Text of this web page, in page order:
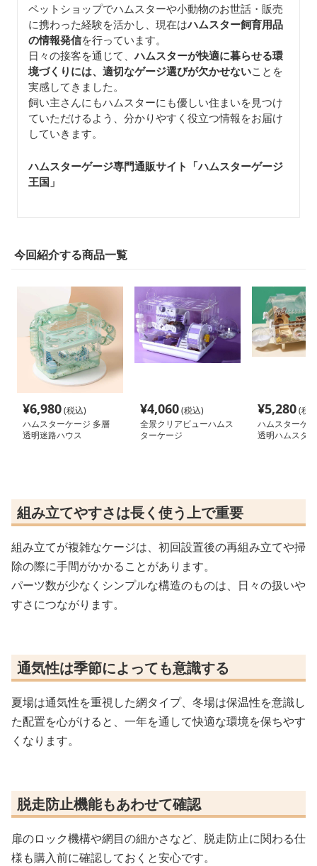
ペットショップでハムスターや小動物のお世話・販売
に携わった経験を活かし、現在はハムスター飼育用品
の情報発信を行っています。
日々の接客を通じて、ハムスターが快適に暮らせる環
境づくりには、適切なゲージ選びが欠かせないことを
実感してきました。
飼い主さんにもハムスターにも優しい住まいを見つけ
ていただけるよう、分かりやすく役立つ情報をお届け
していきます。
ハムスターゲージ専門通販サイト「ハムスターゲージ
王国」
今回紹介する商品一覧
¥6,980(税込)
ハムスターケージ 多層
透明迷路ハウス
¥4,060(税込)
全景クリアビューハムス
ターケージ
¥5,280(税
ハムスターケ
透明ハムスタ
組み立てやすさは長く使う上で重要
組み立てが複雑なケージは、初回設置後の再組み立てや掃
除の際に手間がかかることがあります。
パーツ数が少なくシンプルな構造のものは、日々の扱いや
すさにつながります。
通気性は季節によっても意識する
夏場は通気性を重視した網タイプ、冬場は保温性を意識し
た配置を心がけると、一年を通して快適な環境を保ちやす
くなります。
脱走防止機能もあわせて確認
扉のロック機構や網目の細かさなど、脱走防止に関わる仕
様も購入前に確認しておくと安心です。